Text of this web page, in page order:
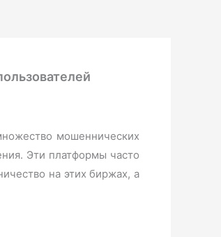
мошеннических
Эти платформы часто
на этих биржах, а